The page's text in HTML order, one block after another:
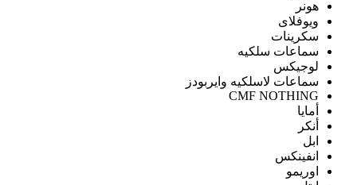
هونر
ويوفلاى
سكرينات
سماعات سلكيه
لوجيكس
سماعات لاسلكيه وايربودز
CMF NOTHING
أمايا
أنكر
ابل
انفينكس
اوريمو